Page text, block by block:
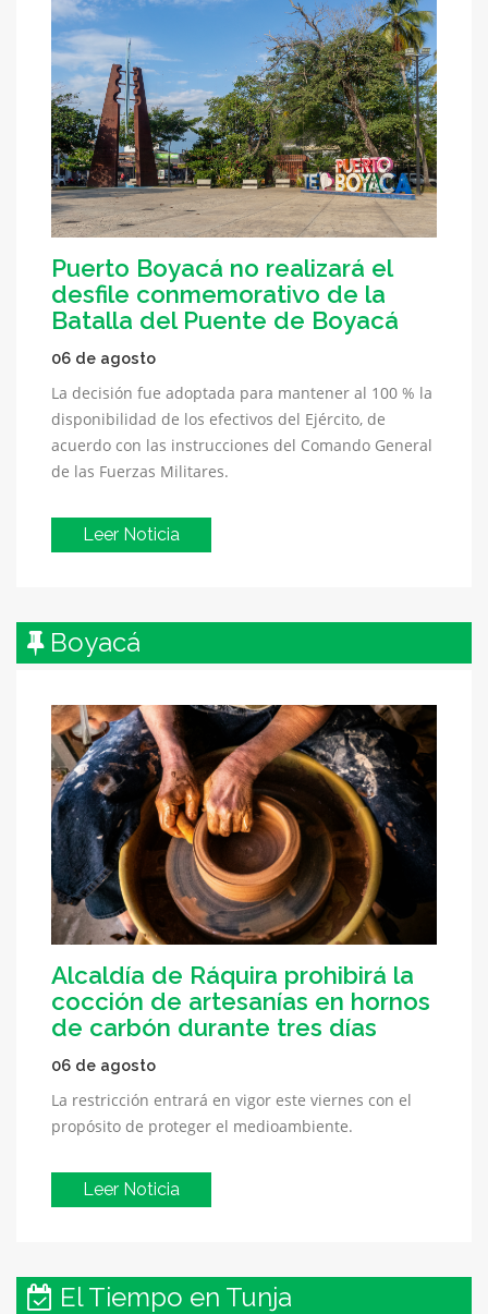
Puerto Boyacá no realizará el
desfile conmemorativo de la
Batalla del Puente de Boyacá
06 de agosto
La decisión fue adoptada para mantener al 100 % la
disponibilidad de los efectivos del Ejército, de
acuerdo con las instrucciones del Comando General
de las Fuerzas Militares.
Leer Noticia
Boyacá
Alcaldía de Ráquira prohibirá la
cocción de artesanías en hornos
de carbón durante tres días
06 de agosto
La restricción entrará en vigor este viernes con el
propósito de proteger el medioambiente.
Leer Noticia
El Tiempo en Tunja